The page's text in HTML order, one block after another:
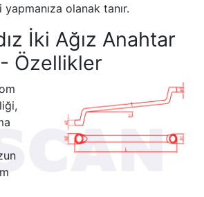
olanak tanır.
İki Ağız Anahtar
Özellikler